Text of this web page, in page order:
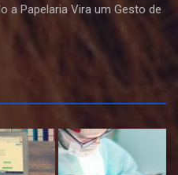
a Papelaria Vira um Gesto de